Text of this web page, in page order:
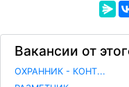
Вакансии от
ОХРАННИК - КОНТ...